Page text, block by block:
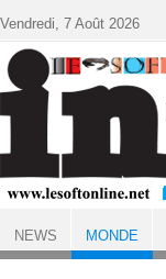
ACCUEIL MONDE
Vendredi, 7 Août 2026
NEWS MONDE